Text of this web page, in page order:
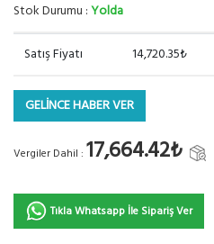
Stok Durumu :Yolda
Satış Fiyatı 14,720.35₺
GELİNCE HABER VER
Vergiler Dahil : 17,664.42₺
Tıkla Whatsapp İle Sipariş Ver